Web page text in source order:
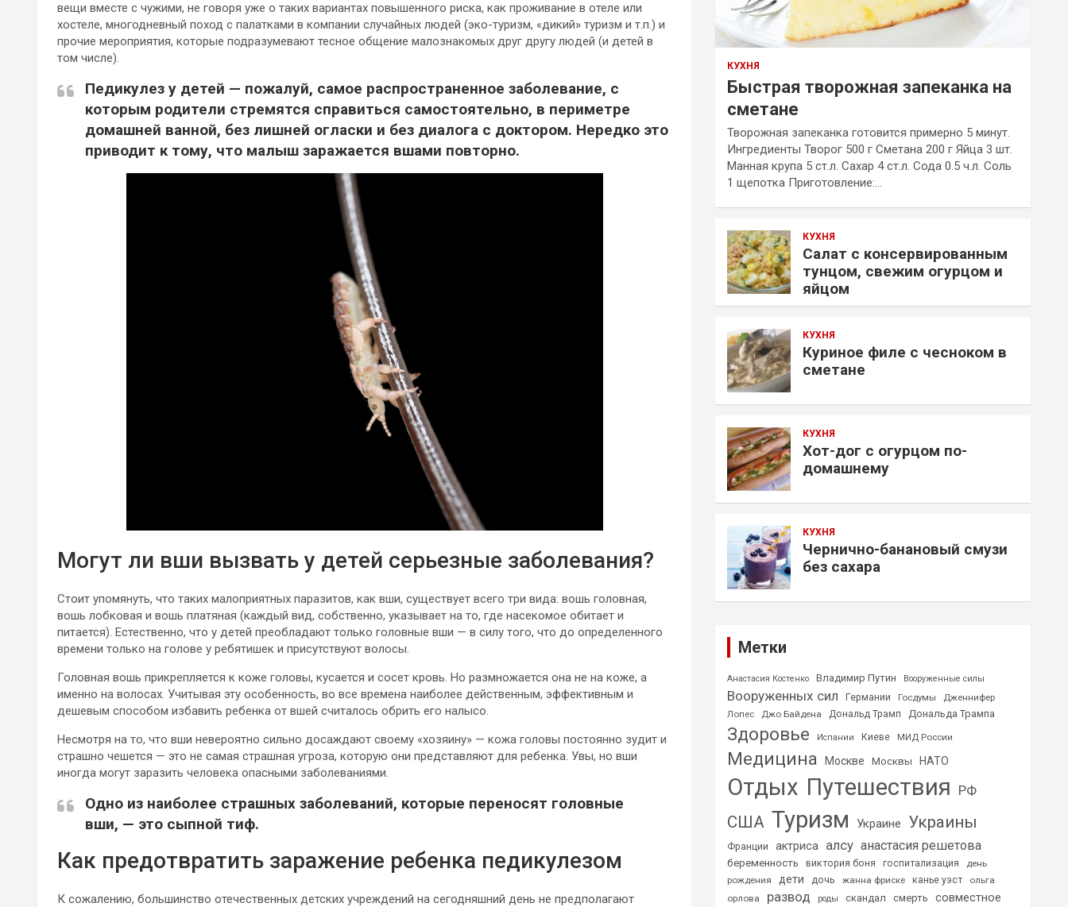
вещи вместе с чужими, не говоря уже о таких вариантах повышенного риска, как проживание в отеле или
хостеле, многодневный поход с палатками в компании случайных людей (эко-туризм, «дикий» туризм и т.п.) и
прочие мероприятия, которые подразумевают тесное общение малознакомых друг другу людей (и детей в
том числе).
Педикулез у детей — пожалуй, самое распространенное заболевание, с
которым родители стремятся справиться самостоятельно, в периметре
домашней ванной, без лишней огласки и без диалога с доктором. Нередко это
приводит к тому, что малыш заражается вшами повторно.
Могут ли вши вызвать у детей серьезные заболевания?
Стоит упомянуть, что таких малоприятных паразитов, как вши, существует всего три вида: вошь головная,
вошь лобковая и вошь платяная (каждый вид, собственно, указывает на то, где насекомое обитает и
питается). Естественно, что у детей преобладают только головные вши — в силу того, что до определенного
времени только на голове у ребятишек и присутствуют волосы.
Головная вошь прикрепляется к коже головы, кусается и сосет кровь. Но размножается она не на коже, а
именно на волосах. Учитывая эту особенность, во все времена наиболее действенным, эффективным и
дешевым способом избавить ребенка от вшей считалось обрить его налысо.
Несмотря на то, что вши невероятно сильно досаждают своему «хозяину» — кожа головы постоянно зудит и
страшно чешется — это не самая страшная угроза, которую они представляют для ребенка. Увы, но вши
иногда могут заразить человека опасными заболеваниями.
Одно из наиболее страшных заболеваний, которые переносят головные
вши, — это сыпной тиф.
Как предотвратить заражение ребенка педикулезом
К сожалению, большинство отечественных детских учреждений на сегодняшний день не предполагают
КУХНЯ
Быстрая творожная запеканка на
сметане
Творожная запеканка готовится примерно 5 минут.
Ингредиенты Творог 500 г Сметана 200 г Яйца 3 шт.
Манная крупа 5 ст.л. Сахар 4 ст.л. Сода 0.5 ч.л. Соль
1 щепотка Приготовление:…
КУХНЯ
Салат с консервированным
тунцом, свежим огурцом и
яйцом
КУХНЯ
Куриное филе с чесноком в
сметане
КУХНЯ
Хот-дог с огурцом по-
домашнему
КУХНЯ
Чернично-банановый смузи
без сахара
Метки
Анастасия Костенко Владимир Путин Вооруженные силы
Вооруженных сил Германии Госдумы
Дженнифер
Лопес
Джо Байдена Дональд Трамп Дональда Трампа
Здоровье Испании Киеве МИД России
Медицина Москве Москвы НАТО
Отдых Путешествия РФ
США Туризм Украине Украины
Франции актриса алсу анастасия решетова
беременность виктория боня госпитализация
день
рождения
дети дочь жанна фриске канье уэст
ольга
орлова
развод роды скандал смерть
совместное